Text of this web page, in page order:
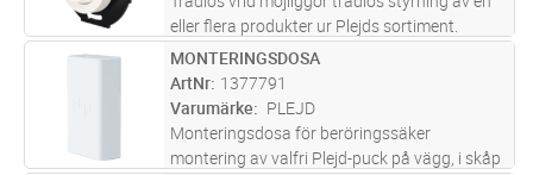
eller flera produkter ur Plejds sortiment.
Konfigureras i Plejd-appen. WRT-01 monteras
enkelt utanpå standard apparatdosa eller
med dubbelsidig tejp elle
ST Lägg i kundvagn
MONTERINGSDOSA
ArtNr 1377791
Varumärke
PLEJD
Monteringsdosa för beröringssäker
montering av valfri Plejd-puck på vägg, i skåp